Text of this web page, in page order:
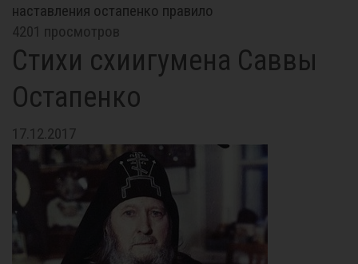
наставления остапенко правило
4201 просмотров
Стихи схиигумена Саввы
Остапенко
17.12.2017